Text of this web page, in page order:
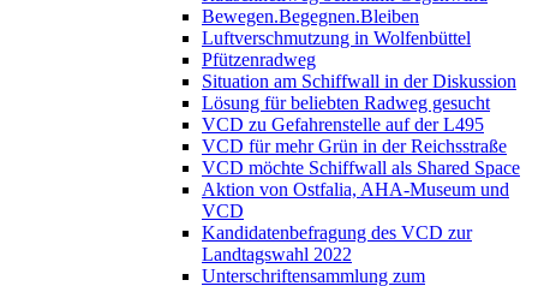
Bewegen.Begegnen.Bleiben
Luftverschmutzung in Wolfenbüttel
Pfützenradweg
Situation am Schiffwall in der Diskussion
Lösung für beliebten Radweg gesucht
VCD zu Gefahrenstelle auf der L495
VCD für mehr Grün in der Reichsstraße
VCD möchte Schiffwall als Shared Space
Aktion von Ostfalia, AHA-Museum und
VCD
Kandidatenbefragung des VCD zur
Landtagswahl 2022
Unterschriftensammlung zum